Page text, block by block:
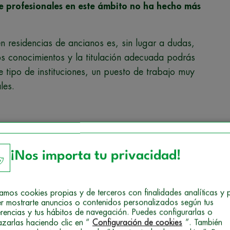
profesionales en este ámbito no ha hecho más
residencias de ancianos es, sin lugar a dudas,
conocimientos y la titulación adecuada podrás
tipo de instituciones, un puesto de trabajo muy
más demandada
nos encontramos con un amplio abanico
la calidad de vida y cuidado de los mayores.
sobre el resto, esta sería sin duda la de
en el sector geriátrico.Son varias las
¡Nos importa tu privacidad!
cookies propias y de terceros con finalidades analíticas y
mostrarte anuncios o contenidos personalizados según tus
y tus hábitos de navegación. Puedes configurarlas o
haciendo clic en “ Configuración de cookies ”. También